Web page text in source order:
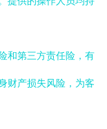
和第三方责任险，有
财产损失风险，为客